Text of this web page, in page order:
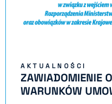
AKTUALNOŚCI
ZAWIADOMIENIE
WARUNKÓW